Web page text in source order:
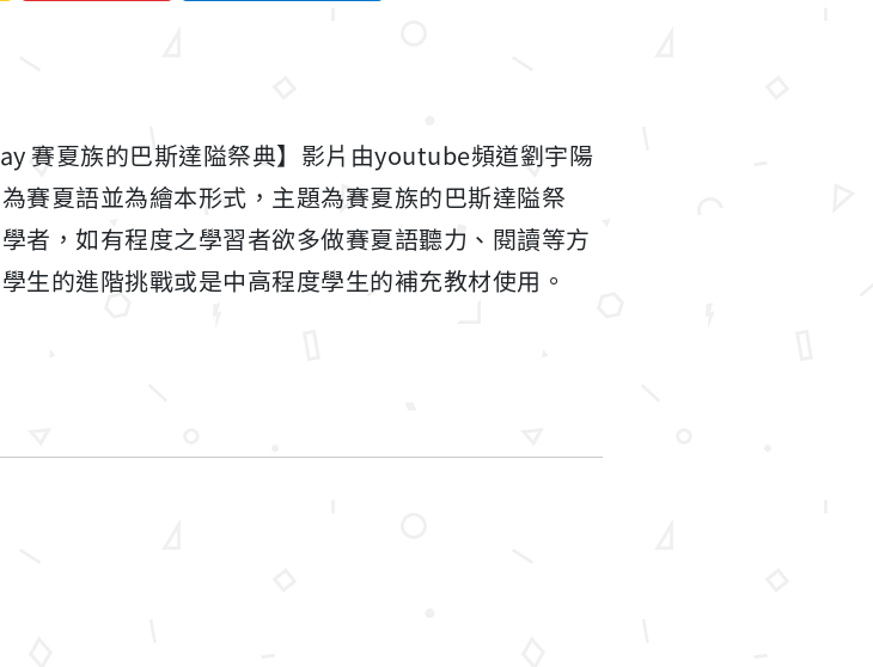
賽夏族的巴斯達隘祭典】影片由youtube頻道劉宇陽
賽夏語並為繪本形式，主題為賽夏族的巴斯達隘祭
者，如有程度之學習者欲多做賽夏語聽力、閱讀等方
生的進階挑戰或是中高程度學生的補充教材使用。